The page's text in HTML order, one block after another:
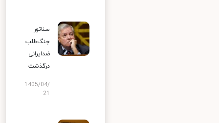
سناتور
جنگ‌طلب
ضدایرانی
درگذشت
1405/04/